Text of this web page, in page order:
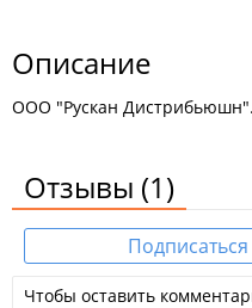
Описание
ООО "Рускан Дистрибьюшн".
Отзывы (1)
Чтобы оставить